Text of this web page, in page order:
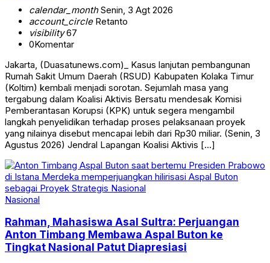
calendar_monthSenin, 3 Agt 2026
account_circleRetanto
visibility67
0Komentar
Jakarta, (Duasatunews.com)_ Kasus lanjutan pembangunan
Rumah Sakit Umum Daerah (RSUD) Kabupaten Kolaka Timur
(Koltim) kembali menjadi sorotan. Sejumlah masa yang
tergabung dalam Koalisi Aktivis Bersatu mendesak Komisi
Pemberantasan Korupsi (KPK) untuk segera mengambil
langkah penyelidikan terhadap proses pelaksanaan proyek
yang nilainya disebut mencapai lebih dari Rp30 miliar. (Senin, 3
Agustus 2026) Jendral Lapangan Koalisi Aktivis […]
Nasional
Rahman, Mahasiswa Asal Sultra: Perjuangan
Anton Timbang Membawa Aspal Buton ke
Tingkat Nasional Patut Diapresiasi